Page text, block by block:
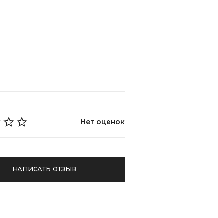
Нет оценок
НАПИСАТЬ ОТЗЫВ